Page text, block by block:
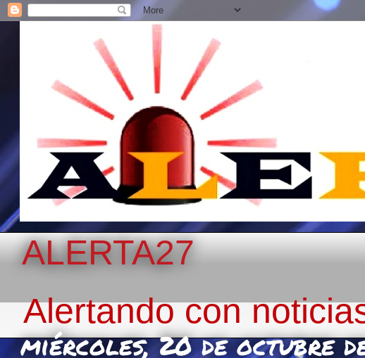
ALERTA27
Alertando con
miércoles, 20 de octubre